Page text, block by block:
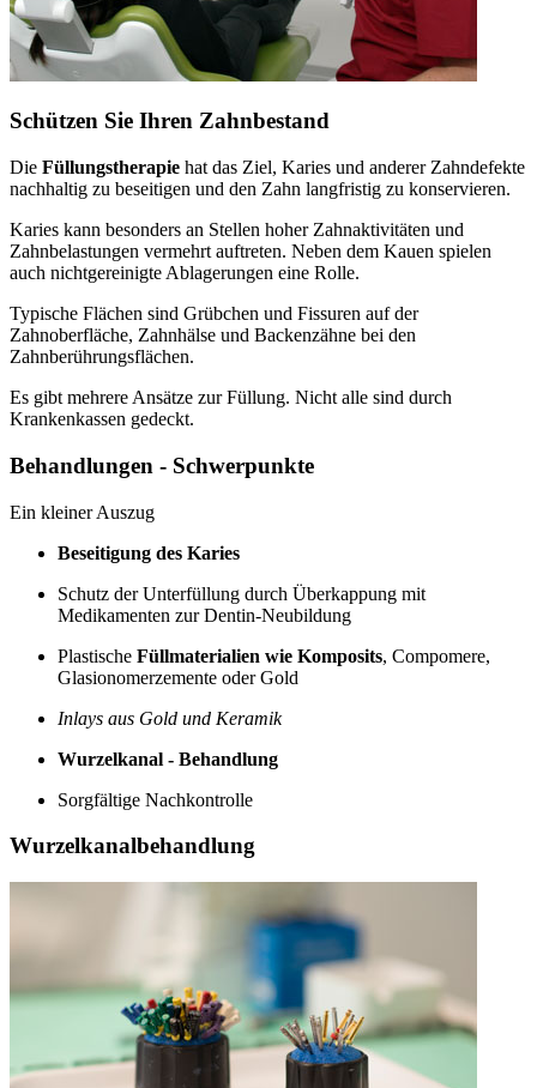
Schützen Sie Ihren Zahnbestand
Die Füllungstherapie hat das Ziel, Karies und anderer Zahndefekte
nachhaltig zu beseitigen und den Zahn langfristig zu konservieren.
Karies kann besonders an Stellen hoher Zahnaktivitäten und
Zahnbelastungen vermehrt auftreten. Neben dem Kauen spielen
auch nichtgereinigte Ablagerungen eine Rolle.
Typische Flächen sind Grübchen und Fissuren auf der
Zahnoberfläche, Zahnhälse und Backenzähne bei den
Zahnberührungsflächen.
Es gibt mehrere Ansätze zur Füllung. Nicht alle sind durch
Krankenkassen gedeckt.
Behandlungen - Schwerpunkte
Ein kleiner Auszug
Beseitigung des Karies
Schutz der Unterfüllung durch Überkappung mit
Medikamenten zur Dentin-Neubildung
Plastische Füllmaterialien wie Komposits, Compomere,
Glasionomerzemente oder Gold
Inlays aus Gold und Keramik
Wurzelkanal - Behandlung
Sorgfältige Nachkontrolle
Wurzelkanalbehandlung